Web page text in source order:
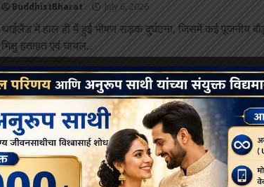
BuddhistBharat July 6, 2026
थाईलैंड में हाल ही में हुई भीषण सड़क दुर्घटना, जिसमें कई पूजनीय
भिक्षु हताहत एवं घायल...
Read More
दलाई लामा लद्दाख लौटे, भारत के हिमालयी बौद्ध संबंधों
को और मज़बूत किया